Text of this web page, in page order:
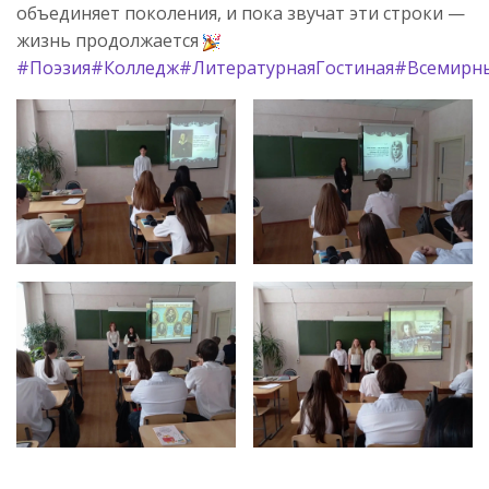
объединяет поколения, и пока звучат эти строки —
жизнь продолжается
#Поэзия#Колледж#ЛитературнаяГостиная